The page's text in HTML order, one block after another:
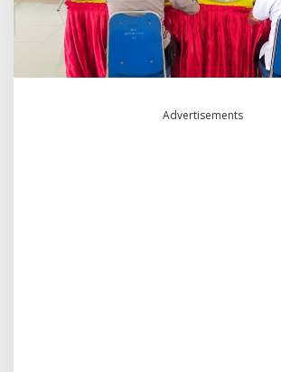
Advertisements